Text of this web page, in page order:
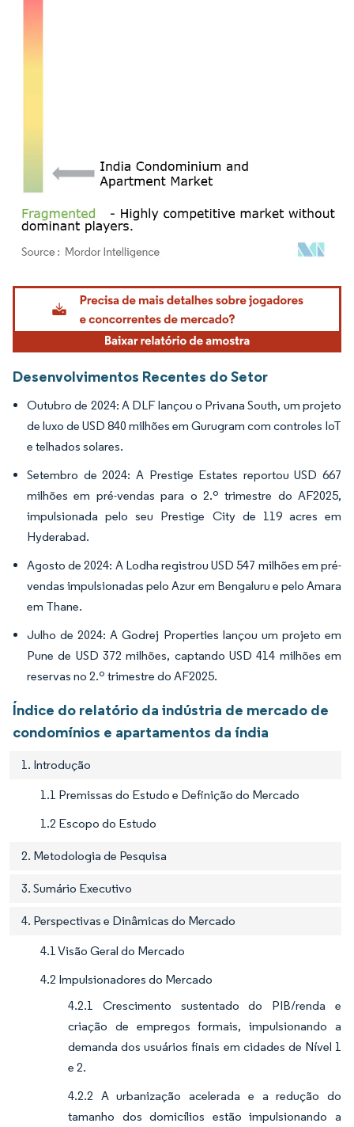
Imagem © Mordor Intelligence. O reuso requer atribuição conforme CC BY 4.0.
Desenvolvimentos Recentes do Setor
Outubro de 2024: A DLF lançou o Privana South, um projeto
de luxo de USD 840 milhões em Gurugram com controles IoT
e telhados solares.
Setembro de 2024: A Prestige Estates reportou USD 667
milhões em pré-vendas para o 2.º trimestre do AF2025,
impulsionada pelo seu Prestige City de 119 acres em
Hyderabad.
Agosto de 2024: A Lodha registrou USD 547 milhões em pré-
vendas impulsionadas pelo Azur em Bengaluru e pelo Amara
em Thane.
Julho de 2024: A Godrej Properties lançou um projeto em
Pune de USD 372 milhões, captando USD 414 milhões em
reservas no 2.º trimestre do AF2025.
Índice do relatório da indústria de mercado de
condomínios e apartamentos da índia
1. Introdução
1.1 Premissas do Estudo e Definição do Mercado
1.2 Escopo do Estudo
2. Metodologia de Pesquisa
3. Sumário Executivo
4. Perspectivas e Dinâmicas do Mercado
4.1 Visão Geral do Mercado
4.2 Impulsionadores do Mercado
4.2.1 Crescimento sustentado do PIB/renda e
criação de empregos formais, impulsionando a
demanda dos usuários finais em cidades de Nível 1
e 2.
4.2.2 A urbanização acelerada e a redução do
tamanho dos domicílios estão impulsionando a